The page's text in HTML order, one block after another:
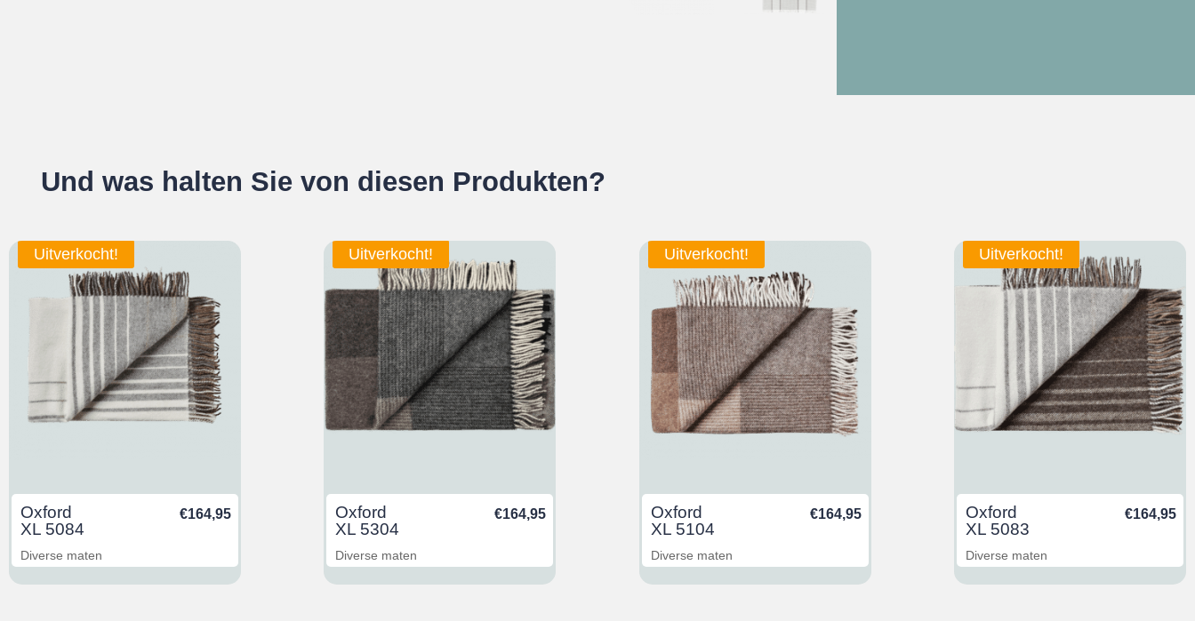
Und was halten Sie von diesen Produkten?
Uitverkocht!
Oxford
XL 5084
€164,95
Diverse maten
Uitverkocht!
Oxford
XL 5304
€164,95
Diverse maten
Uitverkocht!
Oxford
XL 5104
€164,95
Diverse maten
Uitverkocht!
Oxford
XL 5083
€164,95
Diverse maten